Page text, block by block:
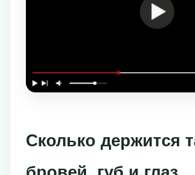
Сколько держится